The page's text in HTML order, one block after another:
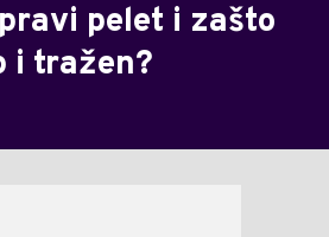
pelet i zašto
i tražen?